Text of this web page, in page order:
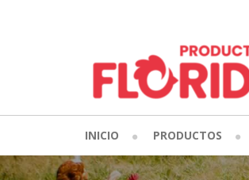
INICIO PRODUCTOS